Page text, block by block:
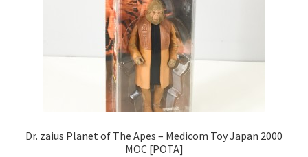
Dr. zaius Planet of The Apes – Medicom Toy Japan 2000
MOC [POTA]